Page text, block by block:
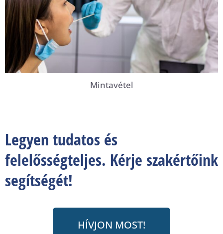
Mintavétel
Legyen tudatos és
felelősségteljes. Kérje szakértőink
segítségét!
HÍVJON MOST!